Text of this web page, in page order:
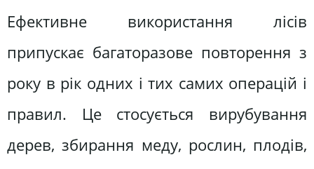
Ефективне використання лісів
припускає багаторазове повторення з
року в рік одних і тих самих операцій і
правил. Це стосується вирубування
дерев, збирання меду, рослин, плодів,